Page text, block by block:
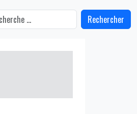
Rechercher